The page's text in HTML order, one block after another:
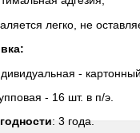
легко, не
-
- 16 шт. в п/э.
: 3 года.